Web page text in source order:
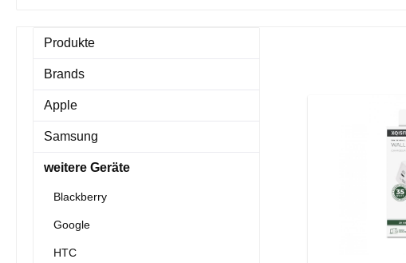
Produkte
Brands
Apple
Samsung
weitere Geräte
Blackberry
Google
HTC